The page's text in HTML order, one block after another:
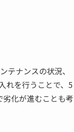
テナンスの状況、
れを行うことで、5
化が進むことも考